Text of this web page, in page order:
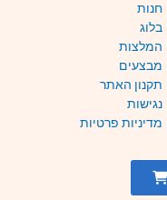
חנות
בלוג
המלצות
מבצעים
תקנון האתר
נגישות
מדיניות פרטיות